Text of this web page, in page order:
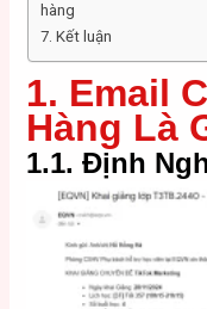
hàng
7. Kết luận
1. Email
Hàng Là
1.1. Định